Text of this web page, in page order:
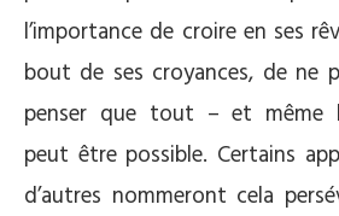
l’importance de croire en ses
bout de ses croyances, de ne
penser que tout – et même
peut être possible. Certains
d’autres nommeront cela